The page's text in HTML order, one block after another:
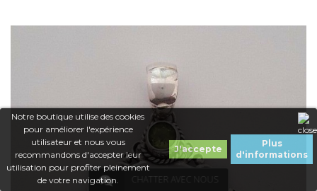
Notre boutique utilise des cookies
pour améliorer l'expérience
utilisateur et nous vous
recommandons d'accepter leur
utilisation pour profiter pleinement
de votre navigation.
J'accepte
Plus
d'informations
CHATTER AVEC NOUS